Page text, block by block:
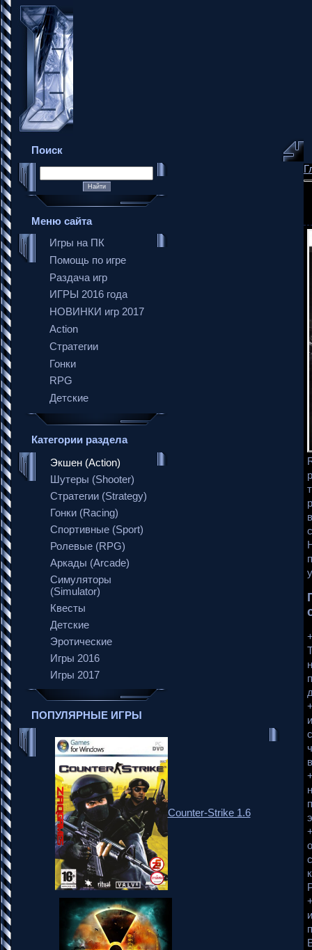
Поиск
Меню сайта
Игры на ПК
Помощь по игре
Раздача игр
ИГРЫ 2016 года
НОВИНКИ игр 2017
Action
Стратегии
Гонки
RPG
Детские
Категории раздела
Экшен (Action)
Шутеры (Shooter)
Стратегии (Strategy)
Гонки (Racing)
Спортивные (Sport)
Ролевые (RPG)
Аркады (Arcade)
Симуляторы
(Simulator)
Квесты
Детские
Эротические
Игры 2016
Игры 2017
ПОПУЛЯРНЫЕ ИГРЫ
Counter-Strike 1.6